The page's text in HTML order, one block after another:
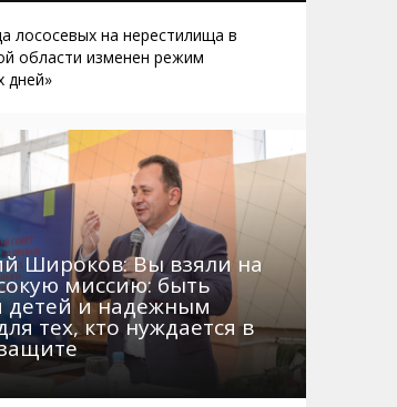
лососевых на нерестилища в
области изменен режим
дней»
Широков: Вы взяли на
миссию: быть
детей и надежным
тех, кто нуждается в